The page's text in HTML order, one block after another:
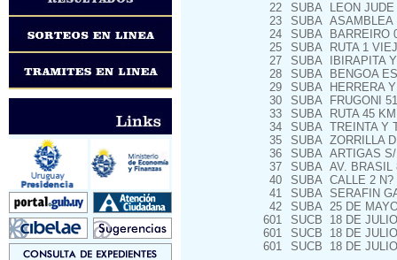
22
SUBA LEON JUDE
23
SUBA ASAMBLEA
24
SUBA BARREIRO
25
SUBA RUTA 1
27
SUBA IBIRAPITA
28
SUBA BENGOA
29
SUBA HERRERA
30
SUBA FRUGONI
33
SUBA RUTA 45
34
SUBA TREINTA Y
35
SUBA ZORRILLA
36
SUBA ARTIGAS
37
SUBA AV. BRASIL
40
SUBA CALLE 2
41
SUBA SERAFIN
42
SUBA 25 DE
601
SUCB 18 DE
601
SUCB 18 DE
601
SUCB 18 DE